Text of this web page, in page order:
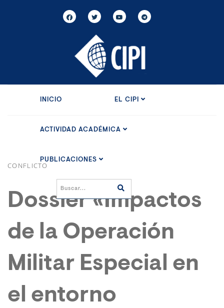
INICIO EL CIPI
ACTIVIDAD ACADÉMICA
PUBLICACIONES
CONFLICTO
Dossier «Impactos
de la Operación
Militar Especial en
el entorno